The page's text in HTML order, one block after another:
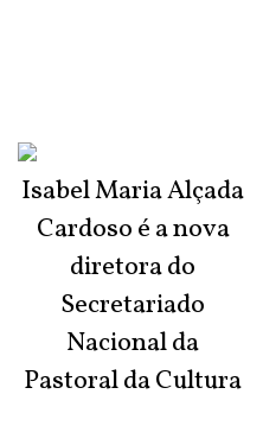
Isabel Maria Alçada
Cardoso é a nova
diretora do
Secretariado
Nacional da
Pastoral da Cultura